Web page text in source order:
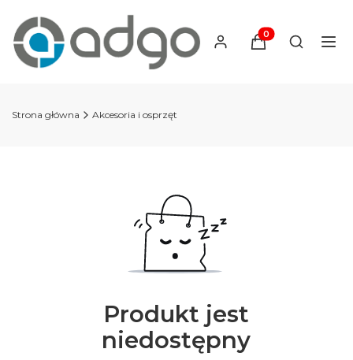
Produkty w
Otwórz
Strona główna Akcesoria i osprzęt
Produkt jest
niedostępny